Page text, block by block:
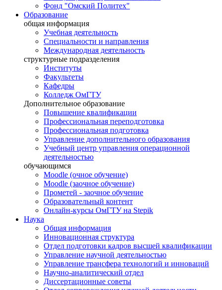
Фонд "Омский Политех"
Образование
общая информация
Учебная деятельность
Специальности и направления
Международная деятельность
структурные подразделения
Институты
Факультеты
Кафедры
Колледж ОмГТУ
Дополнительное образование
Повышение квалификации
Профессиональная переподготовка
Профессиональная подготовка
Управление дополнительного образования
Учебный центр управления операционной
деятельностью
обучающимся
Moodle (очное обучение)
Moodle (заочное обучение)
Прометей - заочное обучение
Образовательный контент
Онлайн-курсы ОмГТУ на Stepik
Наука
Общая информация
Инновационная структура
Отдел подготовки кадров высшей квалификации
Управление научной деятельностью
Управление трансфера технологий и инноваций
Научно-аналитический отдел
Диссертационные советы